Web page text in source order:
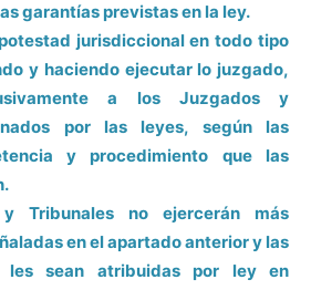
garantías previstas en la ley.
jurisdiccional en todo tipo
y haciendo ejecutar lo juzgado,
a los Juzgados y
por las leyes, según las
y procedimiento que las
Tribunales no ejercerán más
en el apartado anterior y las
les sean atribuidas por ley en